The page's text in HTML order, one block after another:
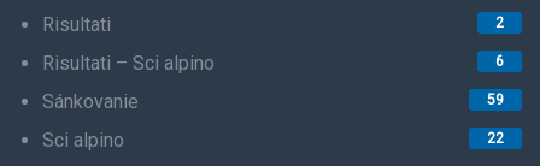
Risultati 2
Risultati – Sci alpino 6
Sánkovanie 59
Sci alpino 22